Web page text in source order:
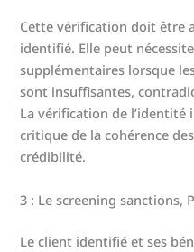
Cette vérification doit être
identifié. Elle peut
supplémentaires lorsque
sont insuffisantes,
La vérification de
critique de la cohérence
crédibilité.
3 : Le screening sanctions,
Le client identifié et ses